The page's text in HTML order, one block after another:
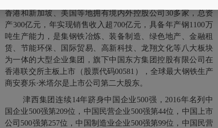
香港和新加坡、美国等地拥有境内外控股公司30多家，总资
产300亿元，年实现销售收入超700亿元，具备年产钢1100万
吨生产能力，是集钢铁冶炼、装备制造、绿色地产、金融租
赁、节能环保、国际贸易、高新科技、龙翔文化等八大板块
为一体的大型企业集团，旗下中国东方集团控股有限公司在
香港联交所主板上市（股票代码00581），全球最大钢铁生产
商安赛乐·米塔尔是上市公司第二大股东。
津西集团连续14年跻身中国企业500强，2016年名列中
国企业500强第209位，中国民营企业500强第44位，中国上市
公司500强第257位，中国制造业企业500强第99位，中国民营